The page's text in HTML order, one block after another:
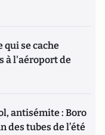
qui se cache
à l'aéroport de
antisémite : Boro
des tubes de l’été